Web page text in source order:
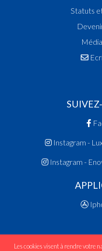
Statuts
Instagram -
Instagram -
Les cookies visent à rendre votre